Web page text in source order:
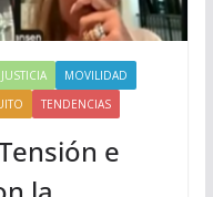
JUSTICIA
MOVILIDAD
TENDENCIAS
e